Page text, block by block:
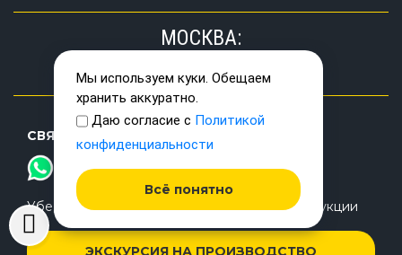
МОСКВА:
+7 (499) 350-35-06
СВЯЗАТЬСЯ:
Убедиться в качестве нашей надувной продукции
ЭКСКУРСИЯ НА ПРОИЗВОДСТВО
Мы используем куки. Обещаем
хранить аккуратно.
Даю согласие с Политикой
конфиденциальности
Всё понятно